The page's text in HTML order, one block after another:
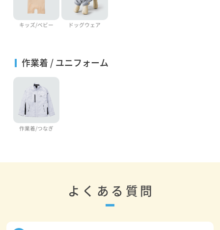
キッズ/ベビー ドッグウェア
作業着 / ユニフォーム
作業着/つなぎ
よくある質問